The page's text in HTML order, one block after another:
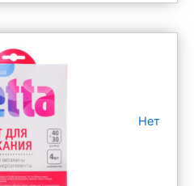
Нет